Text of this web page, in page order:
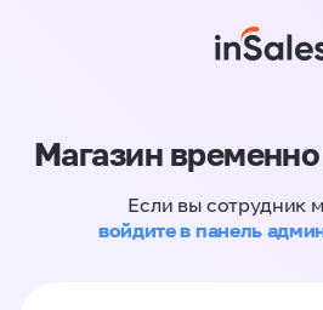
Магазин
Если вы сотрудник
войдите в панель